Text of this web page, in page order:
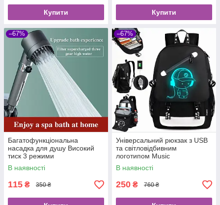
Купити Купити
–67%
Багатофункціональна
насадка для душу Високий
тиск 3 режими
В наявності
115 ₴ 350 ₴
–67%
Універсальний рюкзак з USB
та світловідбивним
логотипом Music
В наявності
250 ₴ 760 ₴